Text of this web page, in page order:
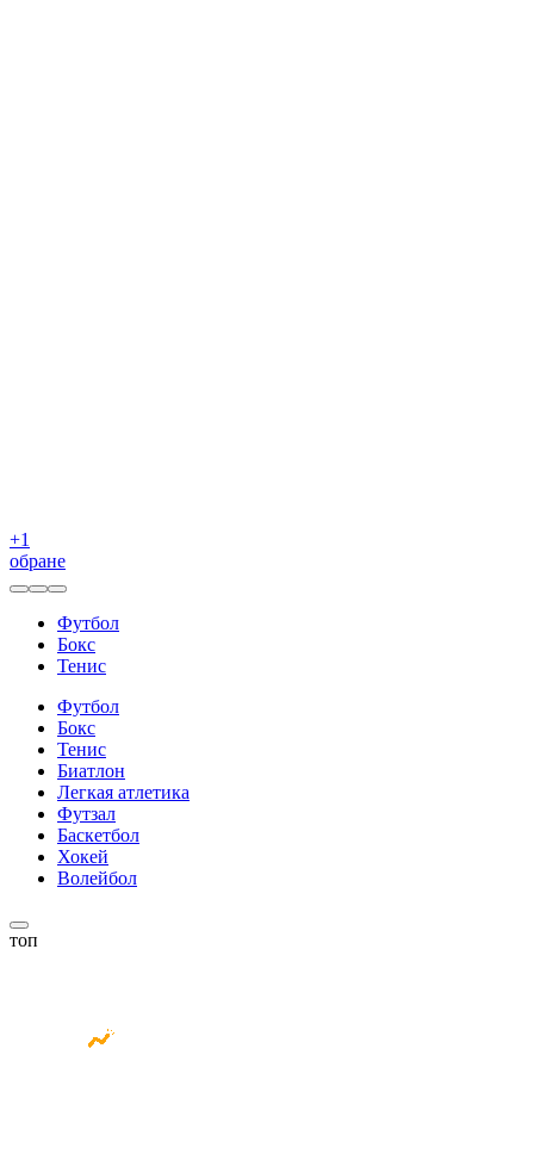
+1
обране
Футбол
Бокс
Тенис
Футбол
Бокс
Тенис
Биатлон
Легкая атлетика
Футзал
Баскетбол
Хокей
Волейбол
топ